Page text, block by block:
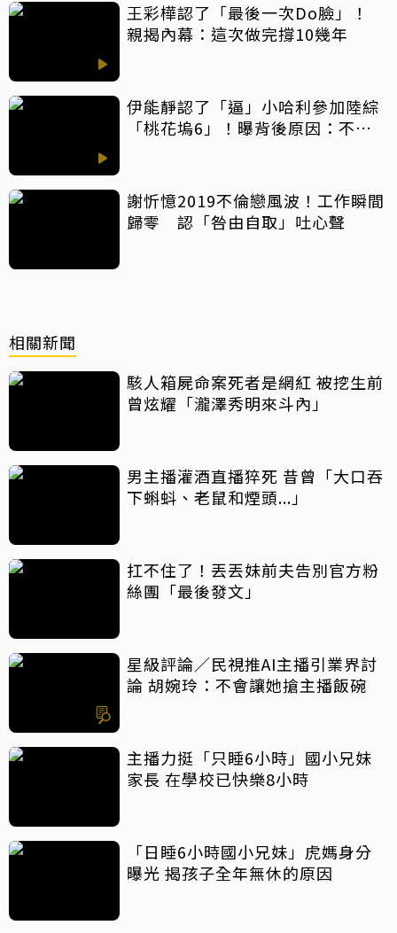
王彩樺認了「最後一次Do臉」！
親揭內幕：這次做完撐10幾年
伊能靜認了「逼」小哈利參加陸綜
「桃花塢6」！曝背後原因：不希
謝忻憶2019不倫戀風波！工作瞬間
歸零 認「咎由自取」吐心聲
相關新聞
駭人箱屍命案死者是網紅 被挖生前
曾炫耀「瀧澤秀明來斗內」
男主播灌酒直播猝死 昔曾「大口吞
下蝌蚪、老鼠和煙頭...」
扛不住了！丟丟妹前夫告別官方粉
絲團「最後發文」
星級評論／民視推AI主播引業界討
論 胡婉玲：不會讓她搶主播飯碗
主播力挺「只睡6小時」國小兄妹
家長 在學校已快樂8小時
「日睡6小時國小兄妹」虎媽身分
曝光 揭孩子全年無休的原因